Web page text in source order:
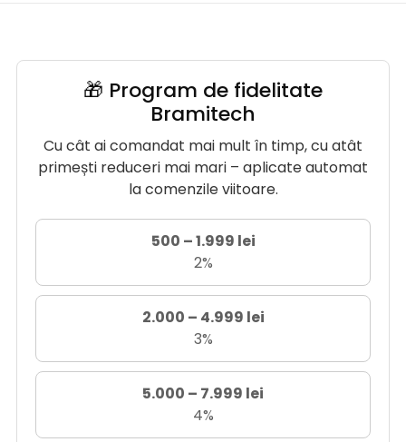
🎁 Program de fidelitate
Bramitech
Cu cât ai comandat mai mult în timp, cu atât
primești reduceri mai mari – aplicate automat
la comenzile viitoare.
500 – 1.999 lei
2%
2.000 – 4.999 lei
3%
5.000 – 7.999 lei
4%